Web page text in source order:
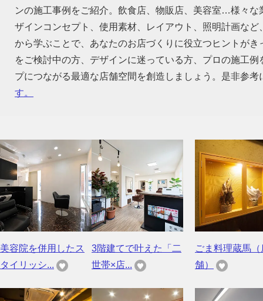
ンの施工事例をご紹介。飲食店、物販店、美容室…様々
ザインコンセプト、使用素材、レイアウト、照明計画な
から学ぶことで、あなたのお店づくりに役立つヒントが
をご検討中の方、デザインに迷っている方、プロの施工
プにつながる最適な店舗空間を創造しましょう。是非参考
す。
美容院を併用したス
タイリッシ...
3階建てで叶えた「二
世帯×店...
ごま料理蔵馬（
舗）